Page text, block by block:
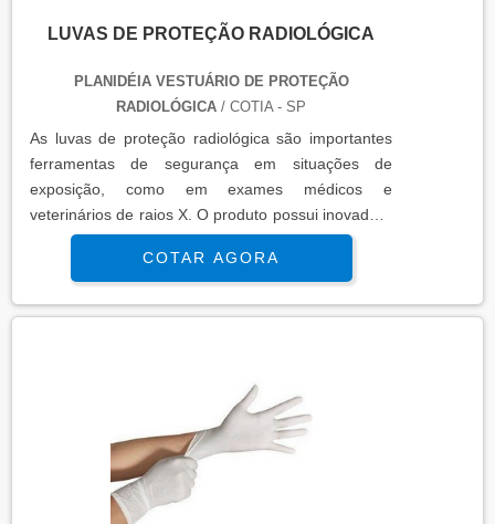
LUVAS DE PROTEÇÃO RADIOLÓGICA
PLANIDÉIA VESTUÁRIO DE PROTEÇÃO
RADIOLÓGICA / COTIA - SP
As luvas de proteção radiológica são importantes
ferramentas de segurança em situações de
exposição, como em exames médicos e
veterinários de raios X. O produto possui inovadora
tecnologia PRSguard, que garante aos produtos
maior vida útil, segurança, conforto e praticidade.
De tamanho único, suas dimensões são 46cm x
26cm. Diferencial tecnológico A tecnologia
COTAR AGORA